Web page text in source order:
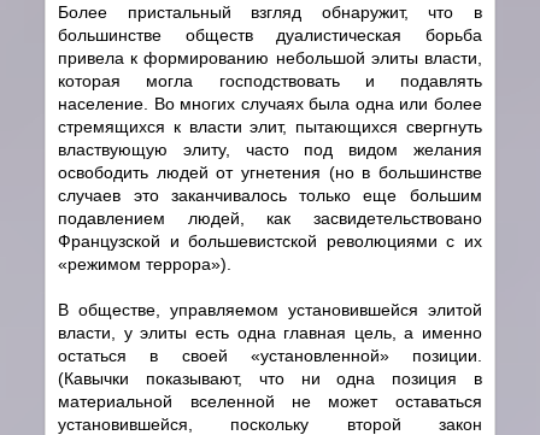
Более пристальный взгляд обнаружит, что в
большинстве обществ дуалистическая борьба
привела к формированию небольшой элиты власти,
которая могла господствовать и подавлять
население. Во многих случаях была одна или более
стремящихся к власти элит, пытающихся свергнуть
властвующую элиту, часто под видом желания
освободить людей от угнетения (но в большинстве
случаев это заканчивалось только еще большим
подавлением людей, как засвидетельствовано
Французской и большевистской революциями с их
«режимом террора»).
В обществе, управляемом установившейся элитой
власти, у элиты есть одна главная цель, а именно
остаться в своей «установленной» позиции.
(Кавычки показывают, что ни одна позиция в
материальной вселенной не может оставаться
установившейся, поскольку второй закон